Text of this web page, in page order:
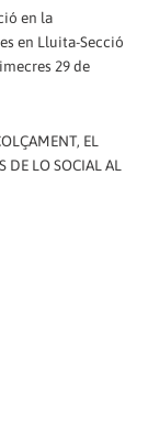
en la
en Lluita-Secció
29 de
EL
DE LO SOCIAL AL